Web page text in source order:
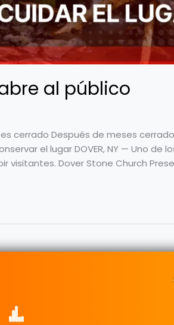
al público
cerrado Después de meses
el lugar DOVER, NY — Uno de
visitantes. Dover Stone Church